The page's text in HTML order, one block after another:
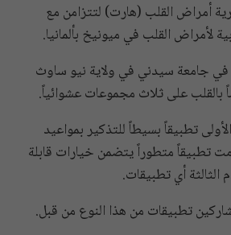
أمراض القلب (هارت) لتتزامن مع
لأمراض القلب في ميونيخ بألمانيا.
في جامعة سيدني في ولاية نيو ساوث
تطبيقاً بسيطاً للتذكير بمواعيد
تطبيقاً متطوراً يتضمن خيارات قابلة
أي تطبيقات.
تطبيقات من هذا النوع من قبل.